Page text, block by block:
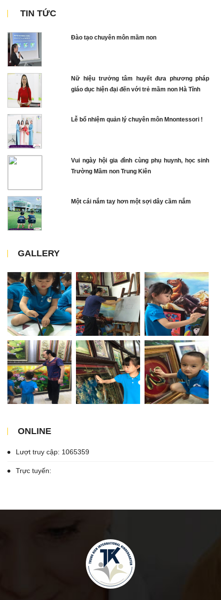
TIN TỨC
Đào tạo chuyên môn mầm non
Nữ hiệu trưởng tâm huyết đưa phương pháp
giáo dục hiện đại đến với trẻ mầm non Hà Tĩnh
Lễ bổ nhiệm quản lý chuyên môn Mnontessori !
Vui ngày hội gia đình cùng phụ huynh, học sinh
Trường Mầm non Trung Kiên
Một cái nắm tay hơn một sợi dây cầm nắm
GALLERY
ONLINE
Lượt truy cập: 1065359
Trực tuyến: